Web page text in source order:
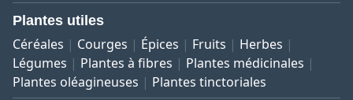
Plantes utiles
Céréales Courges Épices Fruits
Herbes
Légumes
Plantes à fibres
Plantes médicinales
Plantes oléagineuses
Plantes tinctoriales